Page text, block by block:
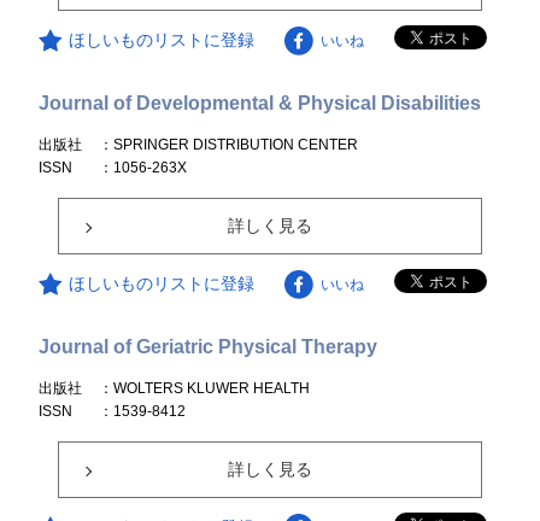
ほしいものリストに登録 いいね
Journal of Developmental & Physical Disabilities
出版社
：SPRINGER DISTRIBUTION CENTER
ISSN
：1056-263X
詳しく見る
ほしいものリストに登録 いいね
Journal of Geriatric Physical Therapy
出版社
：WOLTERS KLUWER HEALTH
ISSN
：1539-8412
詳しく見る